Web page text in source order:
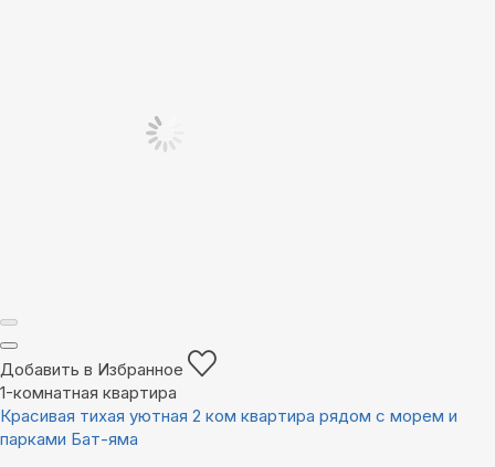
Добавить в Избранное
1-комнатная квартира
Красивая тихая уютная 2 ком квартира рядом с морем и
парками Бат-яма